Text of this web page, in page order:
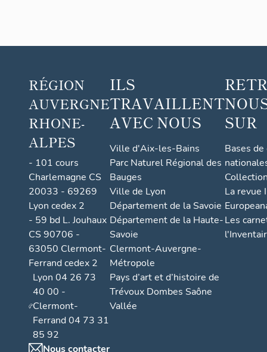
RÉGION
AUVERGNE
RHONE-
ALPES
- 101 cours
Charlemagne CS
20033 - 69269
Lyon cedex 2
- 59 bd L. Jouhaux
CS 90706 -
63050 Clermont-
Ferrand cedex 2
Lyon 04 26 73
40 00 -
Clermont-
Ferrand 04 73 31
85 92
Nous contacter
ILS
TRAVAILLENT
AVEC NOUS
Ville d'Aix-les-Bains
Parc Naturel Régional des
Bauges
Ville de Lyon
Département de la Savoie
Département de la Haute-
Savoie
Clermont-Auvergne-
Métropole
Pays d’art et d’histoire de
Trévoux Dombes Saône
Vallée
SUR
Bases
La revue
Les